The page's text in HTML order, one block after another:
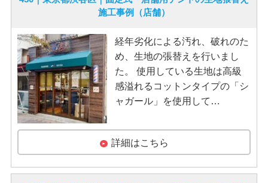
施工事例（店舗）
経年劣化による汚れ、破れのた
め、生地の張替えを行いまし
た。 使用している生地は高級
感溢れるコットンタイプの「シ
ャガール」を使用して…
詳細はこちら